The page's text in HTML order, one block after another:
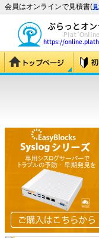
会員はオンラインで見積書(